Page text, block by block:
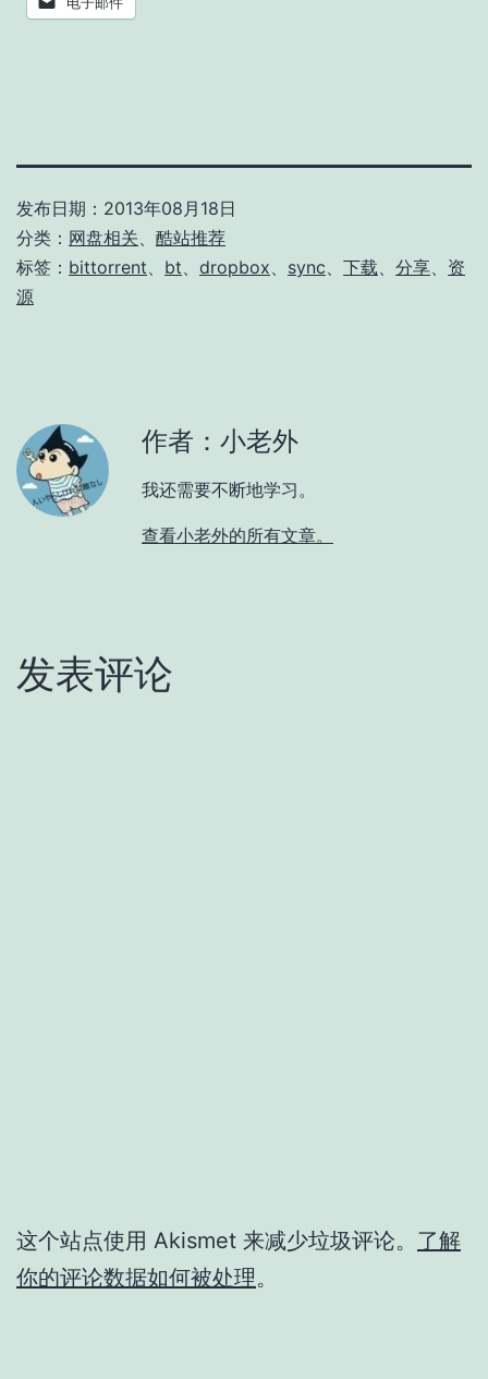
发布日期： 2013年08月18日
分类： 网盘相关
酷站推荐
标签： bittorrent bt dropbox sync 下载 分享
资
源
作者：小老外
我还需要不断地学习。
查看小老外的所有文章。
发表评论
这个站点使用 Akismet 来减少垃圾评论。 了解
你的评论数据如何被处理。